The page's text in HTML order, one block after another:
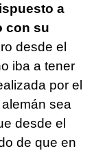
a
con su
desde el
iba a tener
por el
sea
desde el
de que en